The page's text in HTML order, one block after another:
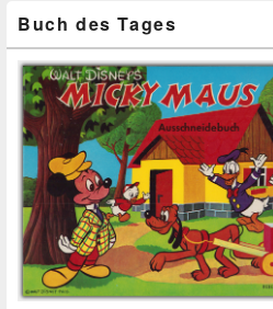
Buch des Tages